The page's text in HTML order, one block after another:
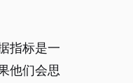
指标是一
他们会思